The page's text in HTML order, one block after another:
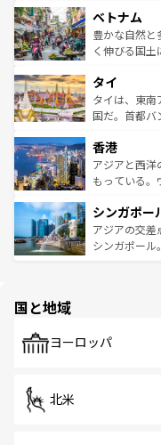
参照してほし
容にもいいと
照してほしい
き、地方に足
できる。そし
まで、さま
リティに包ま
覧を参照して
ベトナム
豊かな自然と
く伸びる国
急速な発展と
ーチミン市の
醸し出してい
とつ。フォー
ひ現地で味わ
が旅行者を迎
参照してほし
タイ
タイは、東南
国だ。首都バ
の活気が交差
帯で自然と触
いビーチでリ
激する。気候
が待っている
た文化、そし
香港
アジアと西洋
もっている。
み、どこを訪
ており、効率
うな絶景から
シンガポー
アジアの交差
シンガポール
で、ホーカー
国と地域
ヨーロッパ
北米